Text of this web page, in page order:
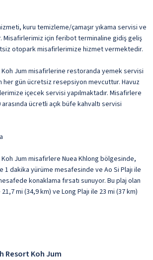
kuru temizleme/çamaşır yıkama servisi ve
Misafirlerimiz için feribot terminaline gidiş geliş
otopark misafirlerimize hizmet vermektedir.
Jum misafirlerine restoranda yemek servisi
her gün ücretsiz resepsiyon mevcuttur. Havuz
içecek servisi yapılmaktadır. Misafirlere
ücretli açık büfe kahvaltı servisi
Jum misafirlere Nuea Khlong bölgesinde,
1 dakika yürüme mesafesinde ve Ao Si Plajı ile
konaklama fırsatı sunuyor. Bu plaj olan
mi (34,9 km) ve Long Plajı ile 23 mi (37 km)
Resort Koh Jum